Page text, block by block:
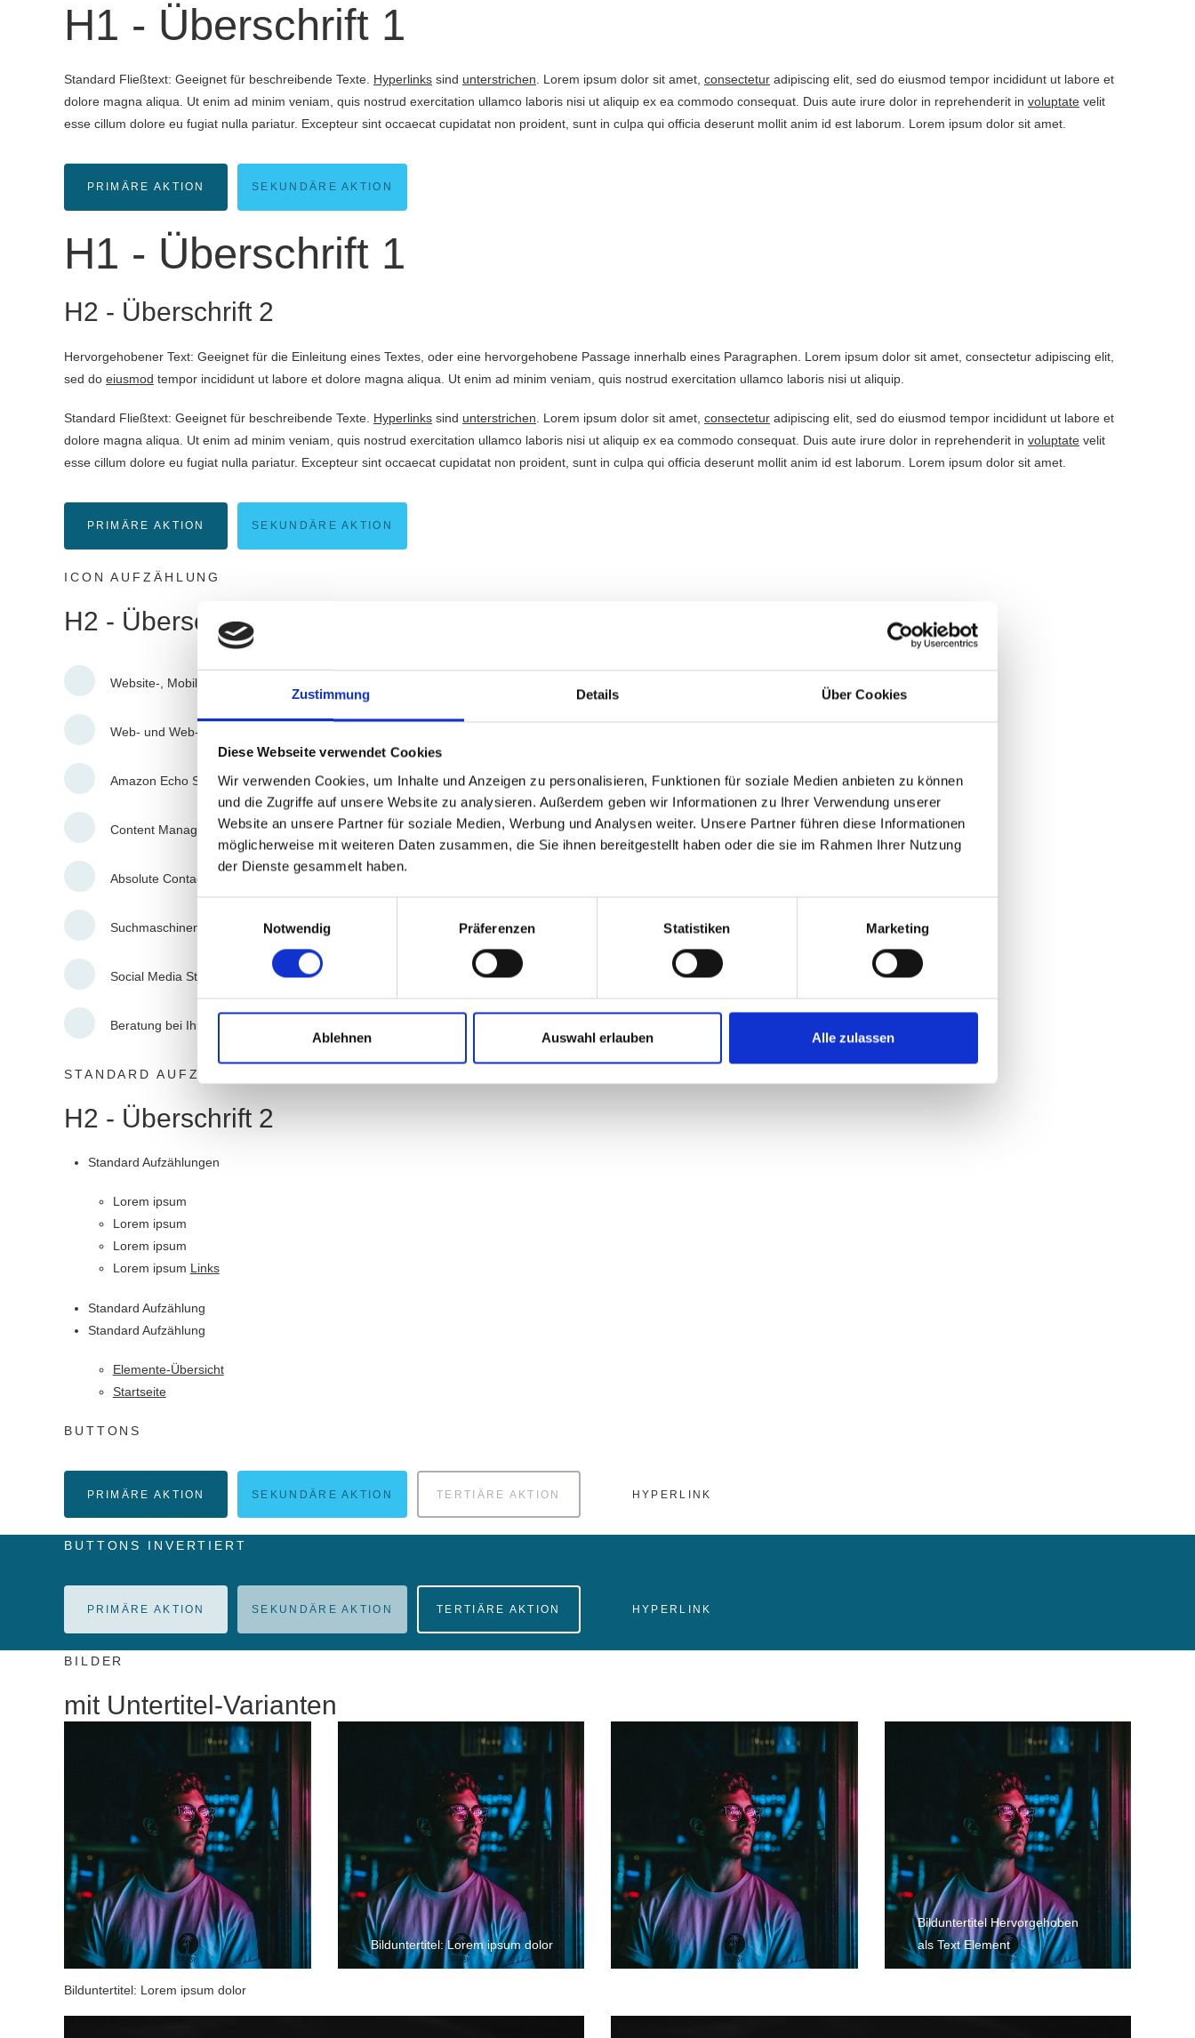
Zustimmung Details Über Cookies
Diese Webseite verwendet Cookies
Wir verwenden Cookies, um Inhalte und Anzeigen zu personalisieren, Funktionen für soziale Medien anbieten zu können
und die Zugriffe auf unsere Website zu analysieren. Außerdem geben wir Informationen zu Ihrer Verwendung unserer
Website an unsere Partner für soziale Medien, Werbung und Analysen weiter. Unsere Partner führen diese Informationen
möglicherweise mit weiteren Daten zusammen, die Sie ihnen bereitgestellt haben oder die sie im Rahmen Ihrer Nutzung
der Dienste gesammelt haben.
Notwendig
Präferenzen Statistiken Marketing
Ablehnen Auswahl erlauben Alle zulassen
H1 - Überschrift 1
Standard Fließtext: Geeignet für beschreibende Texte. Hyperlinks sind unterstrichen . Lorem ipsum dolor sit amet, consectetur adipiscing elit, sed do eiusmod tempor incididunt ut labore et
dolore magna aliqua. Ut enim ad minim veniam, quis nostrud exercitation ullamco laboris nisi ut aliquip ex ea commodo consequat. Duis aute irure dolor in reprehenderit in voluptate velit
esse cillum dolore eu fugiat nulla pariatur. Excepteur sint occaecat cupidatat non proident, sunt in culpa qui officia deserunt mollit anim id est laborum. Lorem ipsum dolor sit amet.
PRIMÄRE AKTION SEKUNDÄRE AKTION
H1 - Überschrift 1
H2 - Überschrift 2
Hervorgehobener Text: Geeignet für die Einleitung eines Textes, oder eine hervorgehobene Passage innerhalb eines Paragraphen. Lorem ipsum dolor sit amet, consectetur adipiscing elit,
sed do eiusmod tempor incididunt ut labore et dolore magna aliqua. Ut enim ad minim veniam, quis nostrud exercitation ullamco laboris nisi ut aliquip.
Standard Fließtext: Geeignet für beschreibende Texte. Hyperlinks sind unterstrichen . Lorem ipsum dolor sit amet, consectetur adipiscing elit, sed do eiusmod tempor incididunt ut labore et
dolore magna aliqua. Ut enim ad minim veniam, quis nostrud exercitation ullamco laboris nisi ut aliquip ex ea commodo consequat. Duis aute irure dolor in reprehenderit in voluptate velit
esse cillum dolore eu fugiat nulla pariatur. Excepteur sint occaecat cupidatat non proident, sunt in culpa qui officia deserunt mollit anim id est laborum. Lorem ipsum dolor sit amet.
PRIMÄRE AKTION SEKUNDÄRE AKTION
ICON AUFZÄHLUNG
H2 - Überschrift 2
Website-, Mobile- und UI Design
Web- und Web-App Entwicklung
Amazon Echo Skill Entwicklung
Content Management (CMS) Know-How
Absolute Contao 4 Spezialisten
Suchmaschinenmarketing und SEO
Social Media Strategie
Beratung bei Ihrem Vorhaben
STANDARD AUFZÄHLUNG
H2 - Überschrift 2
Standard Aufzählungen
Lorem ipsum
Lorem ipsum
Lorem ipsum
Lorem ipsum Links
Standard Aufzählung
Standard Aufzählung
Elemente-Übersicht
Startseite
BUTTONS
PRIMÄRE AKTION SEKUNDÄRE AKTION TERTIÄRE AKTION HYPERLINK
BUTTONS INVERTIERT
PRIMÄRE AKTION SEKUNDÄRE AKTION TERTIÄRE AKTION HYPERLINK
BILDER
mit Untertitel-Varianten
Bilduntertitel: Lorem ipsum dolor
Bilduntertitel: Lorem ipsum dolor
Bild­unter­titel Hervorgehoben
als Text Element